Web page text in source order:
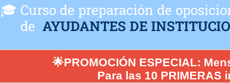
🎓 Curso de preparación de
de AYUDANTES DE
🌟PROMOCIÓN ESPECIAL:
Para las 10 PRIMERAS